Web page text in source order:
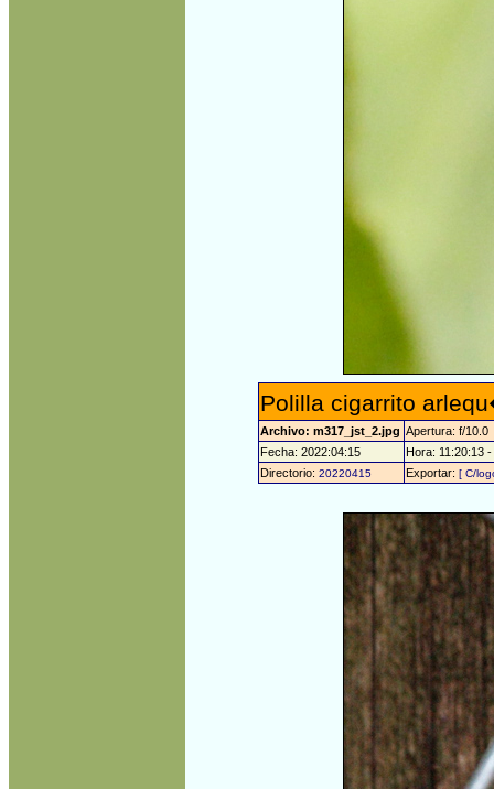
Polilla cigarrito
Archivo: m317_jst_2.jpg Apertura: f/10.0
Fecha: 2022:04:15
Hora: 11:20:13
Directorio:20220415 Exportar:[ C/